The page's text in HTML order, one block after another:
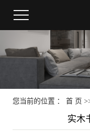
您当前的位置 ： 首 页
实木